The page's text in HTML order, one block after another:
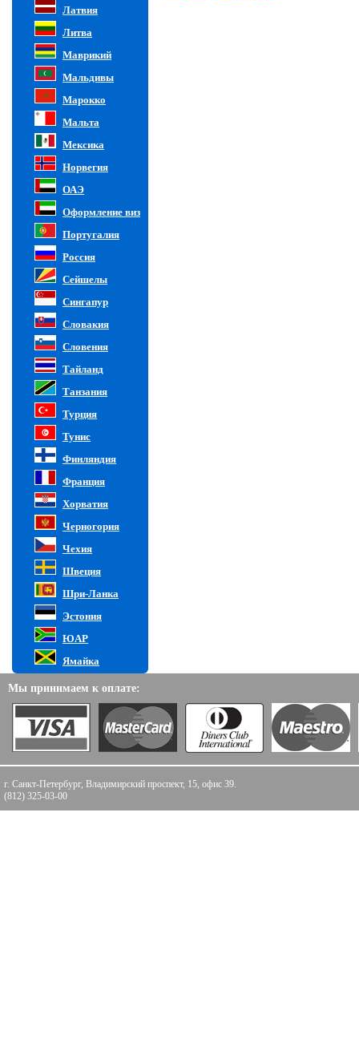
Латвия
Литва
Маврикий
Мальдивы
Марокко
Мальта
Мексика
Норвегия
ОАЭ
Оформление виз
Португалия
Россия
Сейшелы
Сингапур
Словакия
Словения
Тайланд
Танзания
Турция
Тунис
Финляндия
Франция
Хорватия
Черногория
Чехия
Швеция
Шри-Ланка
Эстония
ЮАР
Ямайка
Мы принимаем к оплате:
г. Санкт-Петербург, Владимирский проспект, 15, офис 39.
(812) 325-03-00